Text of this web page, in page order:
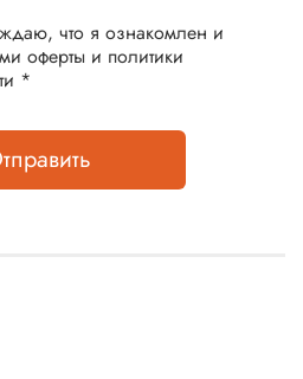
что я ознакомлен и
оферты и политики
*